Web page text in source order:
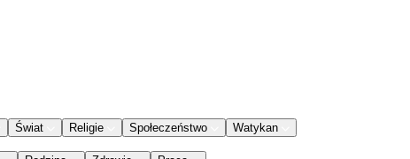
Świat Religie Społeczeństwo Watykan